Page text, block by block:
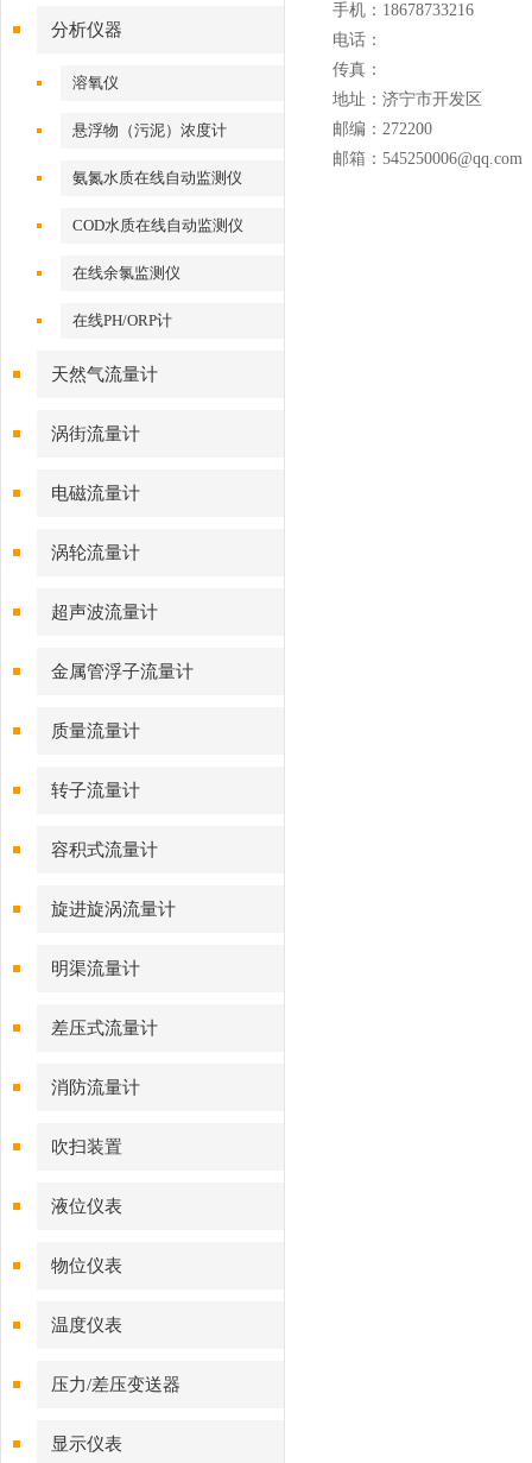
分析仪器
溶氧仪
悬浮物（污泥）浓度计
氨氮水质在线自动监测仪
COD水质在线自动监测仪
在线余氯监测仪
在线PH/ORP计
天然气流量计
涡街流量计
电磁流量计
涡轮流量计
超声波流量计
金属管浮子流量计
质量流量计
转子流量计
容积式流量计
旋进旋涡流量计
明渠流量计
差压式流量计
消防流量计
吹扫装置
液位仪表
物位仪表
温度仪表
压力/差压变送器
显示仪表
手机：18678733216
电话：
传真：
地址：济宁市开发区
邮编：272200
邮箱：545250006@qq.com